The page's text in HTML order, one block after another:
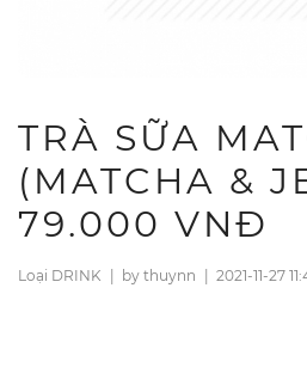
TRÀ SỮA
(MATCHA &
79.000 VNĐ
Loại DRINK | by thuynn | 2021-11-27